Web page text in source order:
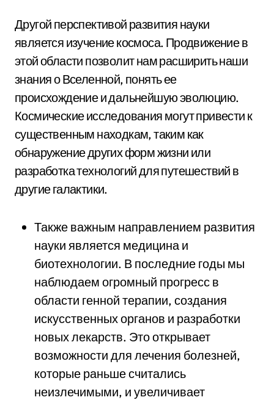
Другой перспективой развития науки
является изучение космоса. Продвижение в
этой области позволит нам расширить наши
знания о Вселенной, понять ее
происхождение и дальнейшую эволюцию.
Космические исследования могут привести к
существенным находкам, таким как
обнаружение других форм жизни или
разработка технологий для путешествий в
другие галактики.
Также важным направлением развития
науки является медицина и
биотехнологии. В последние годы мы
наблюдаем огромный прогресс в
области генной терапии, создания
искусственных органов и разработки
новых лекарств. Это открывает
возможности для лечения болезней,
которые раньше считались
неизлечимыми, и увеличивает